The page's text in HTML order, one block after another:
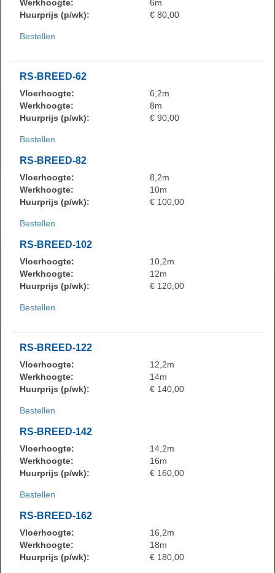
Werkhoogte:
6m
Huurprijs (p/wk):
€ 80,00
Bestellen
RS-BREED-62
Vloerhoogte:
6,2m
Werkhoogte:
8m
Huurprijs (p/wk):
€ 90,00
Bestellen
RS-BREED-82
Vloerhoogte:
8,2m
Werkhoogte:
10m
Huurprijs (p/wk):
€ 100,00
Bestellen
RS-BREED-102
Vloerhoogte:
10,2m
Werkhoogte:
12m
Huurprijs (p/wk):
€ 120,00
Bestellen
RS-BREED-122
Vloerhoogte:
12,2m
Werkhoogte:
14m
Huurprijs (p/wk):
€ 140,00
Bestellen
RS-BREED-142
Vloerhoogte:
14,2m
Werkhoogte:
16m
Huurprijs (p/wk):
€ 160,00
Bestellen
RS-BREED-162
Vloerhoogte:
16,2m
Werkhoogte:
18m
Huurprijs (p/wk):
€ 180,00